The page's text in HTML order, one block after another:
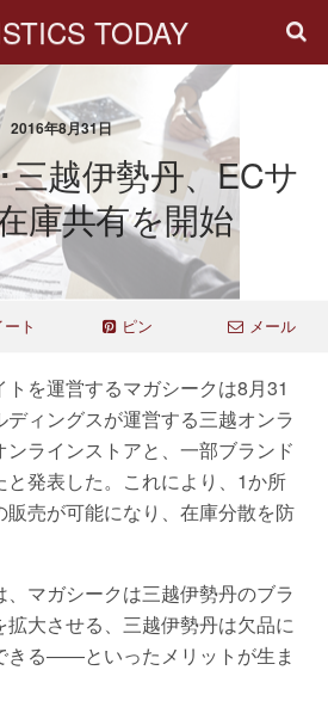
TODAY
2016年8月31日
越伊勢丹、ECサ
庫共有を開始
ト ピン メール
を運営するマガシークは8月31
ィングスが運営する三越オンラ
ラインストアと、一部ブランド
発表した。これにより、1か所
売が可能になり、在庫分散を防
マガシークは三越伊勢丹のブラ
拡大させる、三越伊勢丹は欠品に
きる――といったメリットが生ま